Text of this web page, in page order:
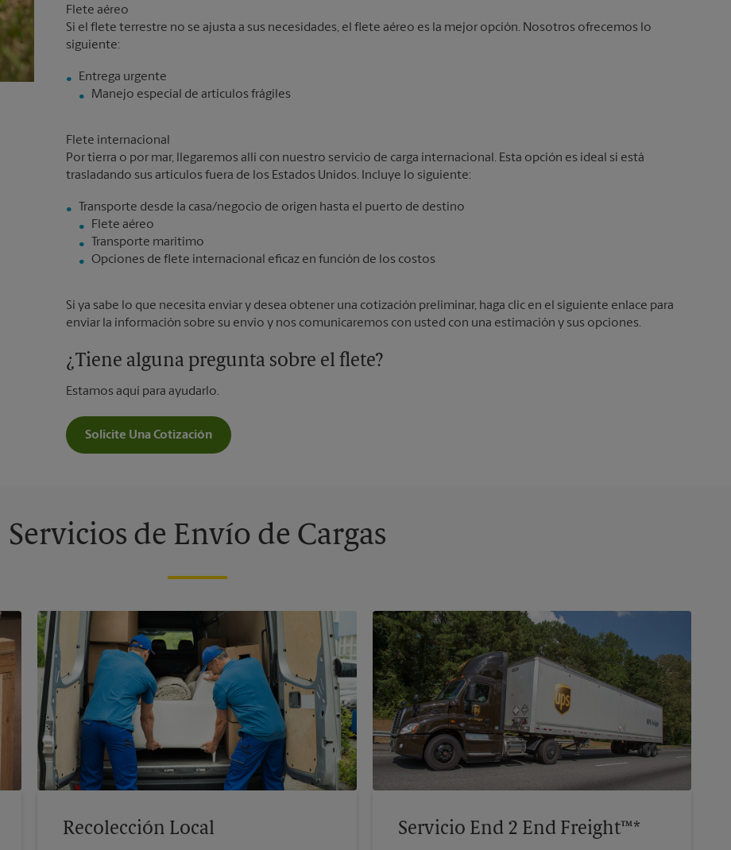
Flete aéreo
Si el flete terrestre no se ajusta a sus necesidades, el flete aéreo es la mejor opción. Nosotros ofrecemos lo
siguiente:
Manejo especial de artículos frágiles
Flete internacional
Por tierra o por mar, llegaremos allí con nuestro servicio de carga internacional. Esta opción es ideal si está
trasladando sus artículos fuera de los Estados Unidos. Incluye lo siguiente:
Flete aéreo
Transporte marítimo
Opciones de flete internacional eficaz en función de los costos
Si ya sabe lo que necesita enviar y desea obtener una cotización preliminar, haga clic en el siguiente enlace para
enviar la información sobre su envío y nos comunicaremos con usted con una estimación y sus opciones.
¿Tiene alguna pregunta sobre el flete?
Estamos aquí para ayudarlo.
Solicite Una Cotización
Servicios de Envío de Cargas
Recolección Local Servicio End 2 End Freight™*